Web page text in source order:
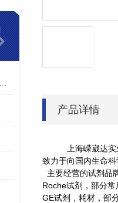
产品详情
上海嵘崴达
致力于向国内生命
主要经营的试剂品
Roche试剂，部分
GE试剂，耗材，部